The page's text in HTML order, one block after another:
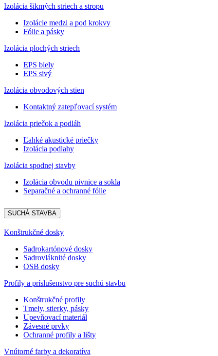
Izolácia šikmých striech a stropu
Izolácie medzi a pod krokvy
Fólie a pásky
Izolácia plochých striech
EPS biely
EPS sivý
Izolácia obvodových stien
Kontaktný zatepľovací systém
Izolácia priečok a podláh
Ľahké akustické priečky
Izolácia podlahy
Izolácia spodnej stavby
Izolácia obvodu pivnice a sokla
Separačné a ochranné fólie
SUCHÁ STAVBA
Konštrukčné dosky
Sadrokartónové dosky
Sadrovláknité dosky
OSB dosky
Profily a príslušenstvo pre suchú stavbu
Konštrukčné profily
Tmely, stierky, pásky
Upevňovací materiál
Závesné prvky
Ochranné profily a lišty
Vnútorné farby a dekoratíva